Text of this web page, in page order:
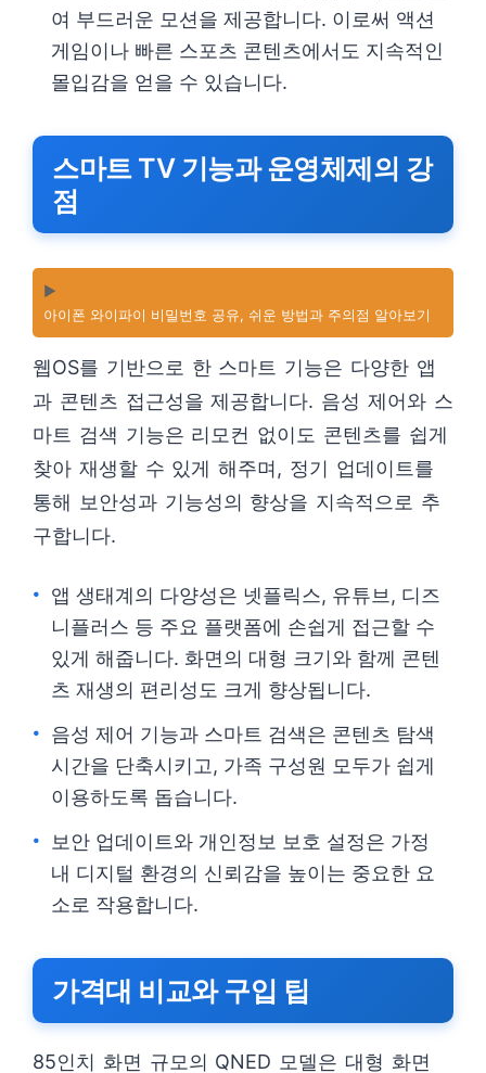
여 부드러운 모션을 제공합니다. 이로써 액션
게임이나 빠른 스포츠 콘텐츠에서도 지속적인
몰입감을 얻을 수 있습니다.
스마트 TV 기능과 운영체제의 강
점
▶️
아이폰 와이파이 비밀번호 공유, 쉬운 방법과 주의점 알아보기
웹OS를 기반으로 한 스마트 기능은 다양한 앱
과 콘텐츠 접근성을 제공합니다. 음성 제어와 스
마트 검색 기능은 리모컨 없이도 콘텐츠를 쉽게
찾아 재생할 수 있게 해주며, 정기 업데이트를
통해 보안성과 기능성의 향상을 지속적으로 추
구합니다.
앱 생태계의 다양성은 넷플릭스, 유튜브, 디즈
니플러스 등 주요 플랫폼에 손쉽게 접근할 수
있게 해줍니다. 화면의 대형 크기와 함께 콘텐
츠 재생의 편리성도 크게 향상됩니다.
음성 제어 기능과 스마트 검색은 콘텐츠 탐색
시간을 단축시키고, 가족 구성원 모두가 쉽게
이용하도록 돕습니다.
보안 업데이트와 개인정보 보호 설정은 가정
내 디지털 환경의 신뢰감을 높이는 중요한 요
소로 작용합니다.
가격대 비교와 구입 팁
85인치 화면 규모의 QNED 모델은 대형 화면